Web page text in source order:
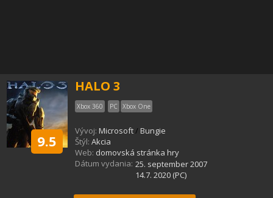
9.5
HALO 3
Xbox 360 PC Xbox One
Vývoj: Microsoft/ Bungie
Štýl: Akcia
Web: domovská stránka hry
Dátum vydania: 25. september 2007
14.7. 2020 (PC)